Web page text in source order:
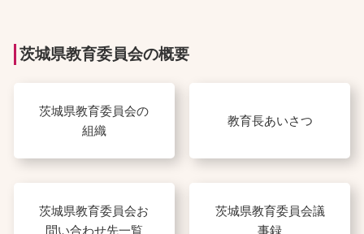
茨城県教育委員会の概要
茨城県教育委員会の
組織
教育長あいさつ
茨城県教育委員会お
問い合わせ先一覧
茨城県教育委員会議
事録